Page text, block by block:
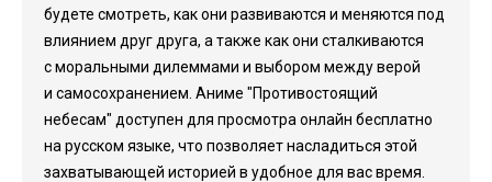
будете смотреть, как они развиваются и меняются под
влиянием друг друга, а также как они сталкиваются
с моральными дилеммами и выбором между верой
и самосохранением. Аниме "Противостоящий
небесам" доступен для просмотра онлайн бесплатно
на русском языке, что позволяет насладиться этой
захватывающей историей в удобное для вас время.